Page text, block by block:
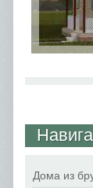
Дома из